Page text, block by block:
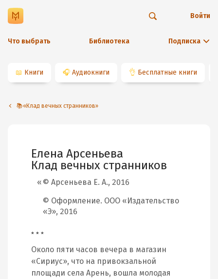
Что выбрать Библиотека Подписка
Войти
📖 Книги 🎧 Аудиокниги 👌 Бесплатные книги
📚«Клад вечных странников»
Елена Арсеньева
Клад вечных странников
© Арсеньева Е. А., 2016
© Оформление. ООО «Издательство
«Э», 2016
* * *
Около пяти часов вечера в магазин
«Сириус», что на привокзальной
площади села Арень, вошла молодая